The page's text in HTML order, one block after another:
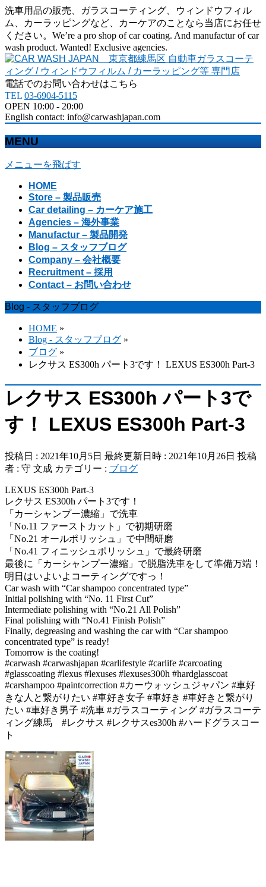
洗車用品の販売、ガラスコーティング、ウィンドウフィル
ム、カーラッピングなど、カーケアのことなら当店にお任せ
ください。We’re a pro shop of car coating. And manufactur of car
wash product. Wanted! Exclusive agencies.
電話でのお問い合わせはこちら
TEL 03-6904-5115
OPEN 10:00 - 20:00
English contact: info@carwashjapan.com
MENU
メニューを飛ばす
HOME
Store – 製品販売
Car detailing – カーケア施工
Agencies – 海外事業
Manufactur – 製品開発
Blog – スタッフブログ
Company – 会社概要
Recruitment – 採用
Contact – お問い合わせ
Blog - スタッフブログ
HOME »
Blog - スタッフブログ »
ブログ »
レクサス ES300h パート3です！ LEXUS ES300h Part-3
レクサス ES300h パート3で
す！ LEXUS ES300h Part-3
投稿日 : 2021年10月5日 最終更新日時 : 2021年10月26日 投稿
者 : 守 文成 カテゴリー : ブログ
LEXUS ES300h Part-3
レクサス ES300h パート3です！
「カーシャンプー濃縮」で洗車
「No.11 ファーストカット」で初期研磨
「No.21 オールポリッシュ」で中間研磨
「No.41 フィニッシュポリッシュ」で最終研磨
最後に「カーシャンプー濃縮」で脱脂洗車をして準備万端！
明日はいよいよコーティングですっ！
Car wash with “Car shampoo concentrated type”
Initial polishing with “No. 11 First Cut”
Intermediate polishing with “No.21 All Polish”
Final polishing with “No.41 Finish Polish”
Finally, degreasing and washing the car with “Car shampoo
concentrated type” is ready!
Tomorrow is the coating!
#carwash #carwashjapan #carlifestyle #carlife #carcoating
#glasscoating #lexus #lexuses #lexuses300h #hardglasscoat
#carshampoo #paintcorrection #カーウォッシュジャパン #車好
きな人と繋がりたい #車好き女子 #車好き #車好きと繋がり
たい #車好き男子 #洗車 #ガラスコーティング #ガラスコーテ
ィング練馬 #レクサス #レクサスes300h #ハードグラスコー
ト